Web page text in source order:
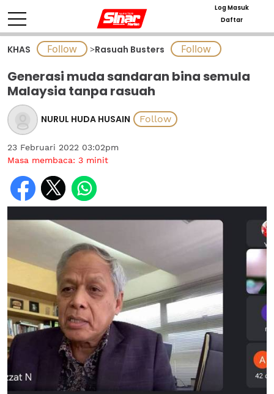
Log Masuk
Daftar
KHAS >Rasuah Busters
Generasi muda sandaran bina semula
Malaysia tanpa rasuah
NURUL HUDA HUSAIN
23 Februari 2022 03:02pm
Masa membaca: 3 minit